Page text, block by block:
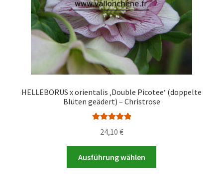
HELLEBORUS x orientalis ‚Double Picotee‘ (doppelte
Blüten geädert) – Christrose
5.00von 5
24,10 €
Ausführung wählen